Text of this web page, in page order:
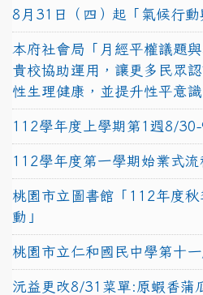
8月31日（四）起「氣候行動
本府社會局「月經平權議題
貴校協助運用，讓更多民眾
性生理健康，並提升性平意識
112學年度上學期第1週8/
112學年度第一學期始業式流
桃園市立圖書館「112年度
動」
桃園市立仁和國民中學第十
沅益更改8/31菜單:原蝦香蒲